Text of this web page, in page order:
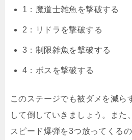
1：魔道士雑魚を撃破する
2：リドラを撃破する
3：制限雑魚を撃破する
4：ボスを撃破する
このステージでも被ダメを減ら
して倒していきましょう。また
スピード爆弾を3つ放ってくる